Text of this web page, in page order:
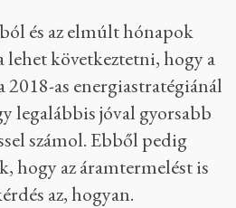
és az elmúlt hónapok
következtetni, hogy a
as energiastratégiánál
legalábbis jóval gyorsabb
számol. Ebből pedig
hogy az áramtermelést is
az, hogyan.